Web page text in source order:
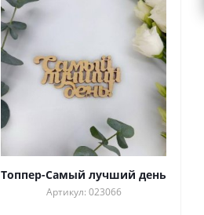
Топпер-Самый лучший день
Артикул: 023066